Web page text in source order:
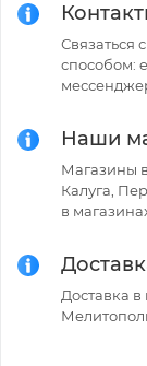
Связаться
способом:
Наши
Магазины
Калуга,
в
Доставка